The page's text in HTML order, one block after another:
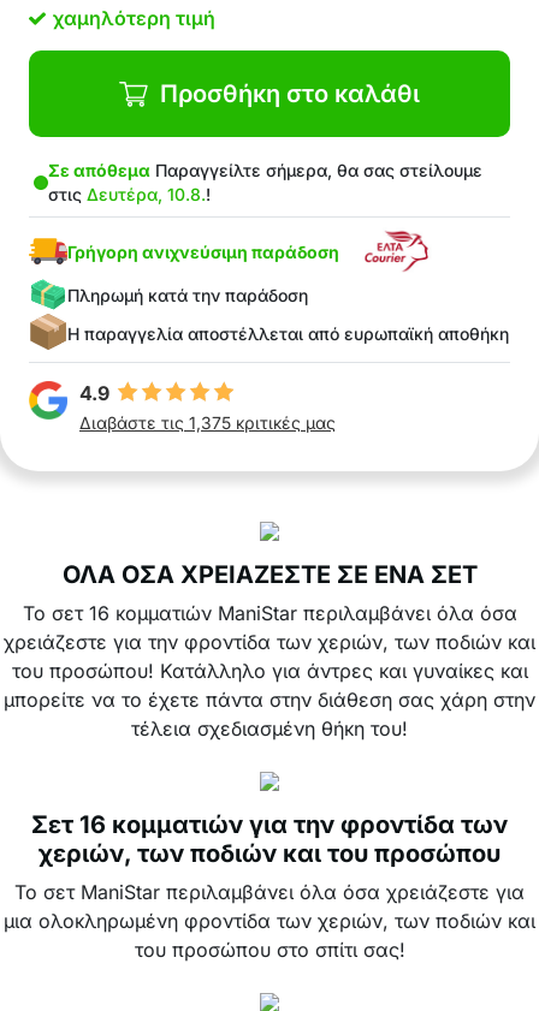
Κατάλληλο για ταξίδια
η-συσκευασία-περιέχει 1x κιτ ManiStar 16
χαμηλότερη τιμή
Προσθήκη στο καλάθι
Σε απόθεμα Παραγγείλτε σήμερα, θα σας στείλουμε
στις Δευτέρα, 10.8.!
Γρήγορη ανιχνεύσιμη παράδοση
Πληρωμή κατά την παράδοση
Η παραγγελία αποστέλλεται από ευρωπαϊκή αποθήκη
4.9
Διαβάστε τις 1,375 κριτικές μας
ΟΛΑ ΟΣΑ ΧΡΕΙΑΖΕΣΤΕ ΣΕ ΕΝΑ ΣΕΤ
Το σετ 16 κομματιών ManiStar περιλαμβάνει όλα όσα
χρειάζεστε για την φροντίδα των χεριών, των ποδιών και
του προσώπου! Κατάλληλο για άντρες και γυναίκες και
μπορείτε να το έχετε πάντα στην διάθεση σας χάρη στην
τέλεια σχεδιασμένη θήκη του!
Σετ 16 κομματιών για την φροντίδα των
χεριών, των ποδιών και του προσώπου
Το σετ ManiStar περιλαμβάνει όλα όσα χρειάζεστε για
μια ολοκληρωμένη φροντίδα των χεριών, των ποδιών και
του προσώπου στο σπίτι σας!